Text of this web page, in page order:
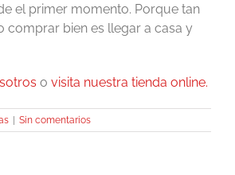
el primer momento. Porque tan
comprar bien es llegar a casa y
o visita nuestra tienda online.
| Sin comentarios